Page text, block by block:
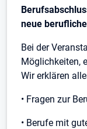
neue
Bei der
Möglichkeiten,
Wir erklären
• Fragen zur
• Berufe mit